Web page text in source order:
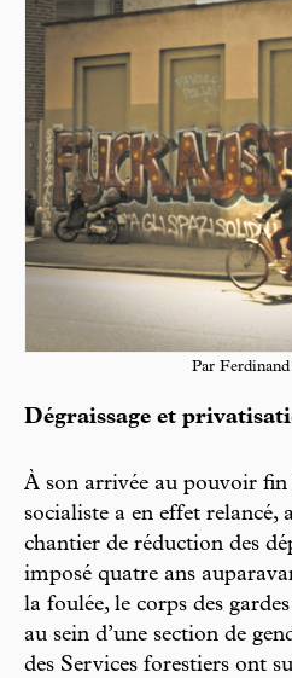
Par
Dégraissage et
À son arrivée au pouvoir
socialiste a en effet relancé,
chantier de réduction des
imposé quatre ans
la foulée, le corps des
au sein d’une section de
des Services forestiers ont